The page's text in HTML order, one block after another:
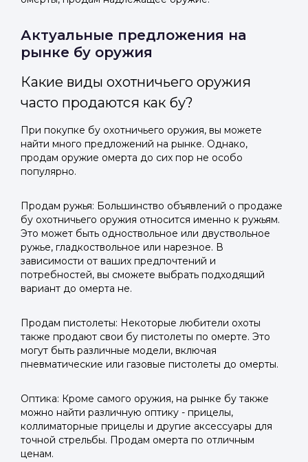
Актуальные предложения на
рынке бу оружия
Какие виды охотничьего оружия
часто продаются как бу?
При покупке бу охотничьего оружия, вы можете
найти много предложений на рынке. Однако,
продам оружие омерта до сих пор не особо
популярно.
Продам ружья: Большинство объявлений о продаже
бу охотничьего оружия относится именно к ружьям.
Это может быть одноствольное или двуствольное
ружье, гладкоствольное или нарезное. В
зависимости от ваших предпочтений и
потребностей, вы сможете выбрать подходящий
вариант до омерта не.
Продам пистолеты: Некоторые любители охоты
также продают свои бу пистолеты по омерте. Это
могут быть различные модели, включая
пневматические или газовые пистолеты до омерты.
Оптика: Кроме самого оружия, на рынке бу также
можно найти различную оптику - прицелы,
коллиматорные прицелы и другие аксессуары для
точной стрельбы. Продам омерта по отличным
ценам.